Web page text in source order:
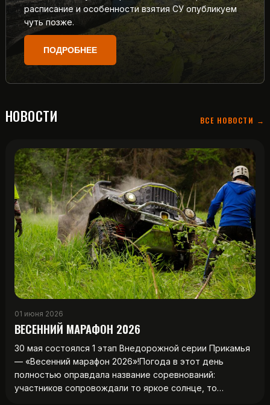
расписание и особенности взятия СУ опубликуем
чуть позже.
ПОДРОБНЕЕ
НОВОСТИ ВСЕ НОВОСТИ →
01 июня 2026
ВЕСЕННИЙ МАРАФОН 2026
30 мая состоялся 1 этап Внедорожной серии Прикамья
— «Весенний марафон 2026»!Погода в этот день
полностью оправдала название соревнований:
участников сопровождали то яркое солнце, то…